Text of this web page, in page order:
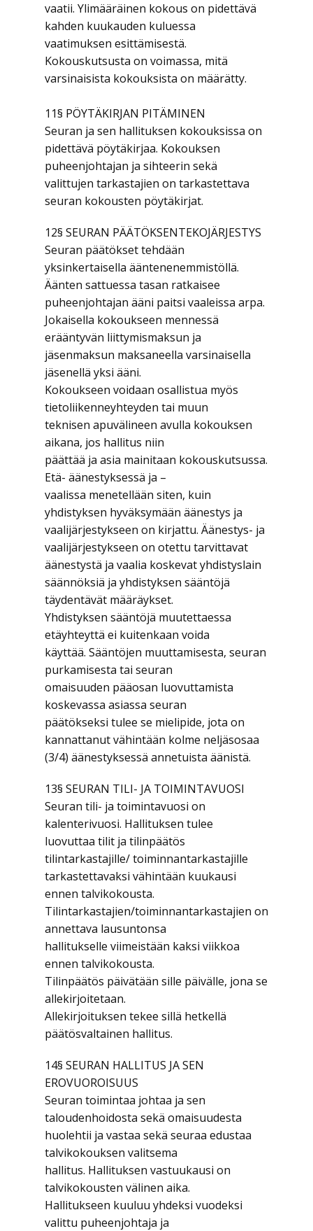
vaatii. Ylimääräinen kokous on pidettävä
kahden kuukauden kuluessa
vaatimuksen esittämisestä.
Kokouskutsusta on voimassa, mitä
varsinaisista kokouksista on määrätty.
11§ PÖYTÄKIRJAN PITÄMINEN
Seuran ja sen hallituksen kokouksissa on
pidettävä pöytäkirjaa. Kokouksen
puheenjohtajan ja sihteerin sekä
valittujen tarkastajien on tarkastettava
seuran kokousten pöytäkirjat.
12§ SEURAN PÄÄTÖKSENTEKOJÄRJESTYS
Seuran päätökset tehdään
yksinkertaisella ääntenenemmistöllä.
Äänten sattuessa tasan ratkaisee
puheenjohtajan ääni paitsi vaaleissa arpa.
Jokaisella kokoukseen mennessä
erääntyvän liittymismaksun ja
jäsenmaksun maksaneella varsinaisella
jäsenellä yksi ääni.
Kokoukseen voidaan osallistua myös
tietoliikenneyhteyden tai muun
teknisen apuvälineen avulla kokouksen
aikana, jos hallitus niin
päättää ja asia mainitaan kokouskutsussa.
Etä- äänestyksessä ja –
vaalissa menetellään siten, kuin
yhdistyksen hyväksymään äänestys ja
vaalijärjestykseen on kirjattu. Äänestys- ja
vaalijärjestykseen on otettu tarvittavat
äänestystä ja vaalia koskevat yhdistyslain
säännöksiä ja yhdistyksen sääntöjä
täydentävät määräykset.
Yhdistyksen sääntöjä muutettaessa
etäyhteyttä ei kuitenkaan voida
käyttää. Sääntöjen muuttamisesta, seuran
purkamisesta tai seuran
omaisuuden pääosan luovuttamista
koskevassa asiassa seuran
päätökseksi tulee se mielipide, jota on
kannattanut vähintään kolme neljäsosaa
(3/4) äänestyksessä annetuista äänistä.
13§ SEURAN TILI- JA TOIMINTAVUOSI
Seuran tili- ja toimintavuosi on
kalenterivuosi. Hallituksen tulee
luovuttaa tilit ja tilinpäätös
tilintarkastajille/ toiminnantarkastajille
tarkastettavaksi vähintään kuukausi
ennen talvikokousta.
Tilintarkastajien/toiminnantarkastajien on
annettava lausuntonsa
hallitukselle viimeistään kaksi viikkoa
ennen talvikokousta.
Tilinpäätös päivätään sille päivälle, jona se
allekirjoitetaan.
Allekirjoituksen tekee sillä hetkellä
päätösvaltainen hallitus.
14§ SEURAN HALLITUS JA SEN
EROVUOROISUUS
Seuran toimintaa johtaa ja sen
taloudenhoidosta sekä omaisuudesta
huolehtii ja vastaa sekä seuraa edustaa
talvikokouksen valitsema
hallitus. Hallituksen vastuukausi on
talvikokousten välinen aika.
Hallitukseen kuuluu yhdeksi vuodeksi
valittu puheenjohtaja ja